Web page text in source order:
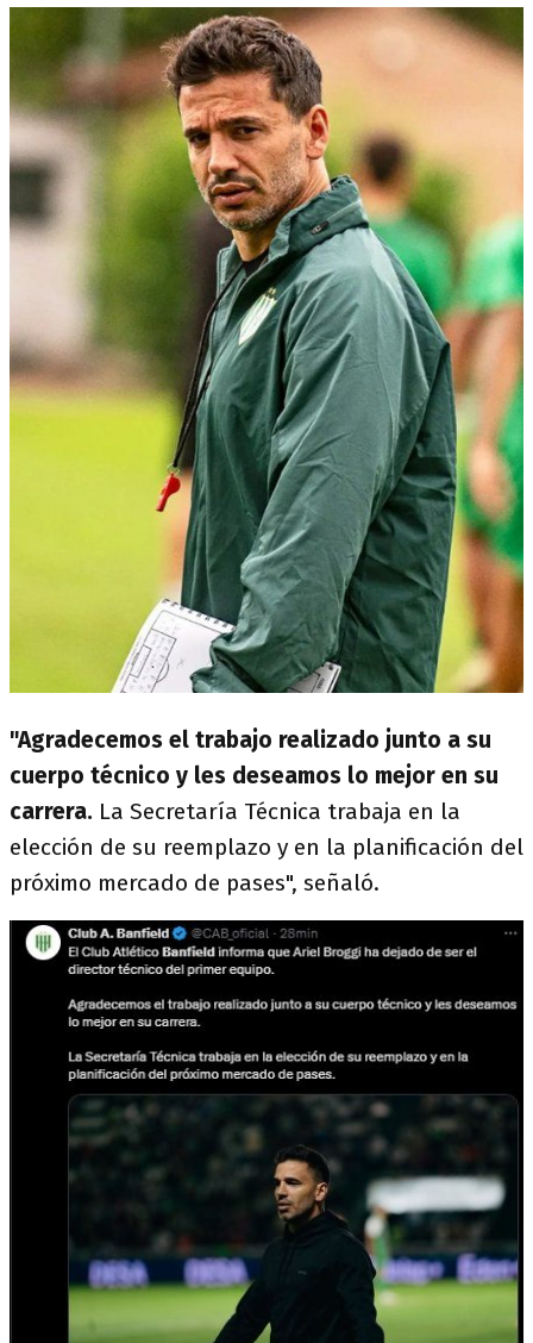
"Agradecemos el trabajo realizado junto a su
cuerpo técnico y les deseamos lo mejor en su
carrera. La Secretaría Técnica trabaja en la
elección de su reemplazo y en la planificación del
próximo mercado de pases", señaló.